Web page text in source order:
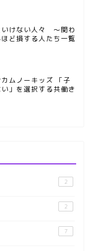
いけない人々 ～関わ
ど損する人たち一覧
ムノーキッズ 「子
」を選択する共働き
2
2
7